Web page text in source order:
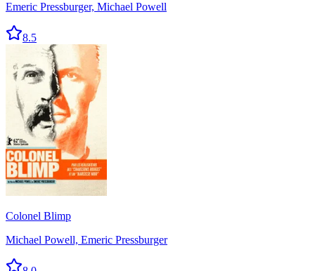
Emeric Pressburger, Michael Powell
8.5
Colonel Blimp
Michael Powell, Emeric Pressburger